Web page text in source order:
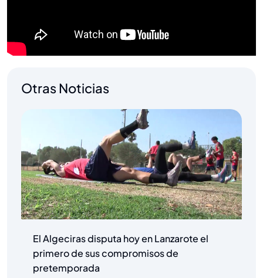
Otras Noticias
El Algeciras disputa hoy en Lanzarote el
primero de sus compromisos de
pretemporada